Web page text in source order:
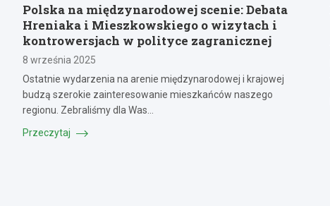
Polska na międzynarodowej scenie: Debata
Hreniaka i Mieszkowskiego o wizytach i
kontrowersjach w polityce zagranicznej
8 września 2025
Ostatnie wydarzenia na arenie międzynarodowej i krajowej
budzą szerokie zainteresowanie mieszkańców naszego
regionu. Zebraliśmy dla Was…
Przeczytaj